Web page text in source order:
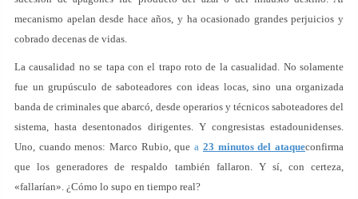
mecanismo apelan desde hace años, y ha ocasionado grandes perjuicios y
cobrado decenas de vidas.
La causalidad no se tapa con el trapo roto de la casualidad. No solamente
fue un grupúsculo de saboteadores con ideas locas, sino una organizada
banda de criminales que abarcó, desde operarios y técnicos saboteadores del
sistema, hasta desentonados dirigentes. Y congresistas estadounidenses.
Uno, cuando menos: Marco Rubio, quea 23 minutos del ataqueconfirma
que los generadores de respaldo también fallaron. Y sí, con certeza,
«fallarían». ¿Cómo lo supo en tiempo real?